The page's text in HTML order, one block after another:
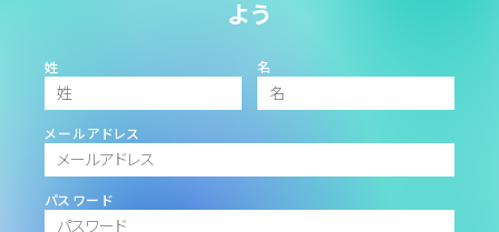
よう
姓 名
メールアドレス
パスワード